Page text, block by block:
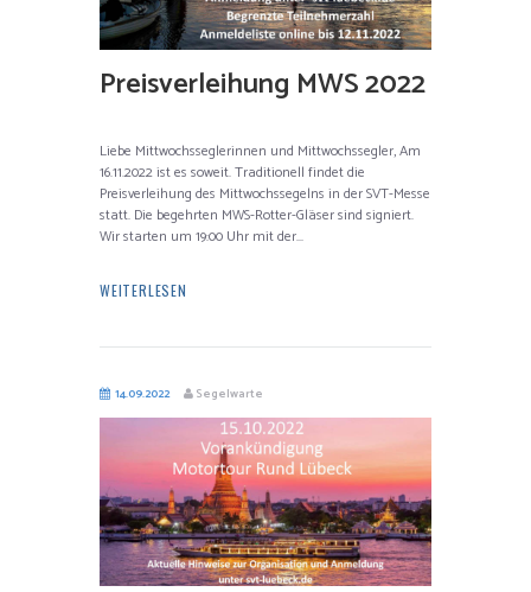
Preisverleihung MWS 2022
Liebe Mittwochsseglerinnen und Mittwochssegler, Am
16.11.2022 ist es soweit. Traditionell findet die
Preisverleihung des Mittwochssegelns in der SVT-Messe
statt. Die begehrten MWS-Rotter-Gläser sind signiert.
Wir starten um 19:00 Uhr mit der...
WEITERLESEN
14.09.2022 Segelwarte